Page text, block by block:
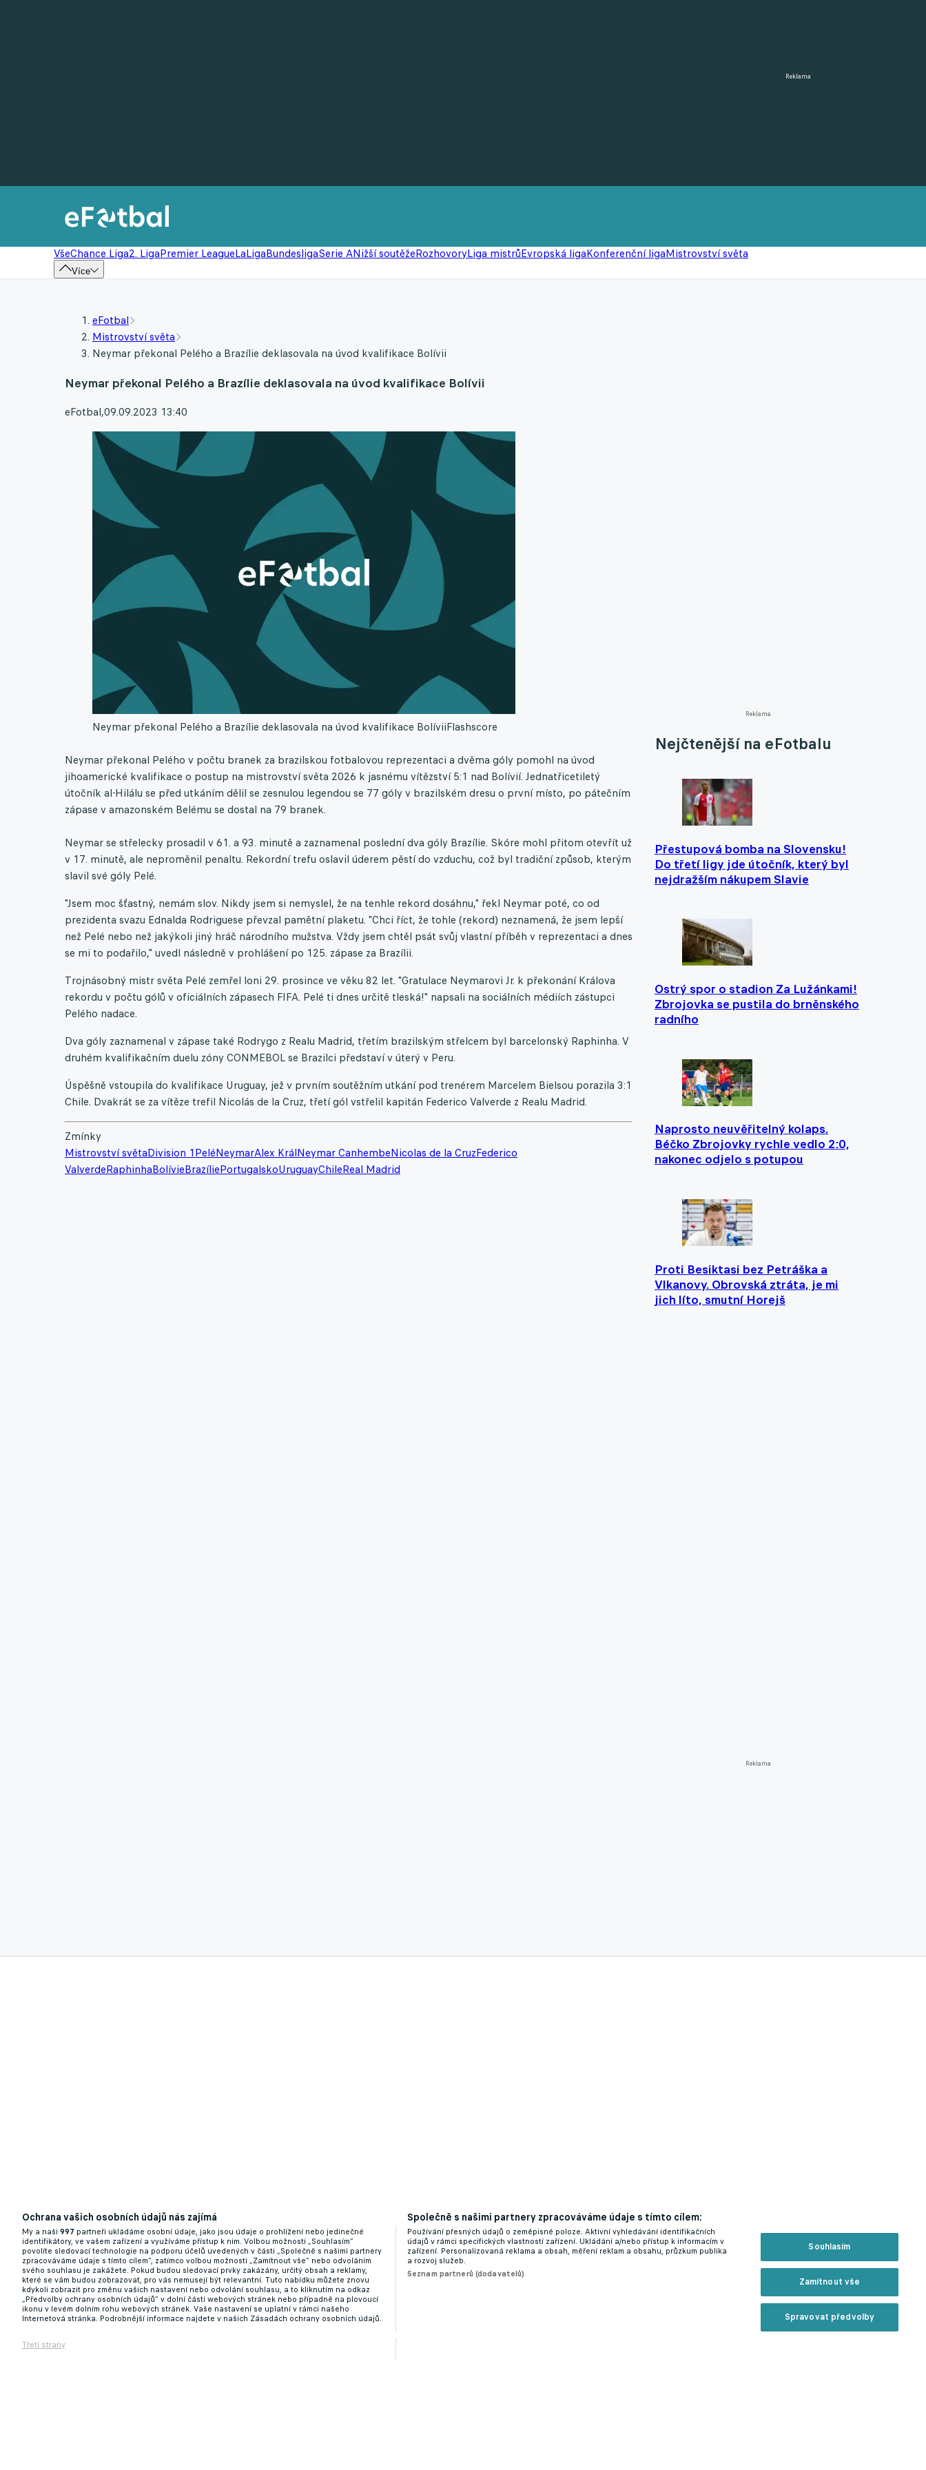
Reklama
VšeChance Liga2. LigaPremier LeagueLaLigaBundesligaSerie ANižší soutěžeRozhovoryLiga mistrůEvropská ligaKonferenční ligaMistrovství světa
Více
Reklama
Nejčtenější na eFotbalu
Přestupová bomba na Slovensku!
Do třetí ligy jde útočník, který byl
nejdražším nákupem Slavie
Ostrý spor o stadion Za Lužánkami!
Zbrojovka se pustila do brněnského
radního
Naprosto neuvěřitelný kolaps.
Béčko Zbrojovky rychle vedlo 2:0,
nakonec odjelo s potupou
Proti Besiktasi bez Petráška a
Vlkanovy. Obrovská ztráta, je mi
jich líto, smutní Horejš
Reklama
eFotbal
Mistrovství světa
Neymar překonal Pelého a Brazílie deklasovala na úvod kvalifikace Bolívii
Neymar překonal Pelého a Brazílie deklasovala na úvod kvalifikace Bolívii
eFotbal,09.09.2023 13:40
Neymar překonal Pelého a Brazílie deklasovala na úvod kvalifikace BolíviiFlashscore
Neymar překonal Pelého v počtu branek za brazilskou fotbalovou reprezentaci a dvěma góly pomohl na úvod
jihoamerické kvalifikace o postup na mistrovství světa 2026 k jasnému vítězství 5:1 nad Bolívií. Jednatřicetiletý
útočník al-Hilálu se před utkáním dělil se zesnulou legendou se 77 góly v brazilském dresu o první místo, po pátečním
zápase v amazonském Belému se dostal na 79 branek.
Neymar se střelecky prosadil v 61. a 93. minutě a zaznamenal poslední dva góly Brazílie. Skóre mohl přitom otevřít už
v 17. minutě, ale neproměnil penaltu. Rekordní trefu oslavil úderem pěstí do vzduchu, což byl tradiční způsob, kterým
slavil své góly Pelé.
"Jsem moc šťastný, nemám slov. Nikdy jsem si nemyslel, že na tenhle rekord dosáhnu," řekl Neymar poté, co od
prezidenta svazu Ednalda Rodriguese převzal pamětní plaketu. "Chci říct, že tohle (rekord) neznamená, že jsem lepší
než Pelé nebo než jakýkoli jiný hráč národního mužstva. Vždy jsem chtěl psát svůj vlastní příběh v reprezentaci a dnes
se mi to podařilo," uvedl následně v prohlášení po 125. zápase za Brazílii.
Trojnásobný mistr světa Pelé zemřel loni 29. prosince ve věku 82 let. "Gratulace Neymarovi Jr. k překonání Králova
rekordu v počtu gólů v oficiálních zápasech FIFA. Pelé ti dnes určitě tleská!" napsali na sociálních médiích zástupci
Pelého nadace.
Dva góly zaznamenal v zápase také Rodrygo z Realu Madrid, třetím brazilským střelcem byl barcelonský Raphinha. V
druhém kvalifikačním duelu zóny CONMEBOL se Brazilci představí v úterý v Peru.
Úspěšně vstoupila do kvalifikace Uruguay, jež v prvním soutěžním utkání pod trenérem Marcelem Bielsou porazila 3:1
Chile. Dvakrát se za vítěze trefil Nicolás de la Cruz, třetí gól vstřelil kapitán Federico Valverde z Realu Madrid.
Zmínky
Mistrovství světaDivision 1 PeléNeymarAlex KrálNeymar CanhembeNicolas de la CruzFederico
ValverdeRaphinhaBolívieBrazíliePortugalskoUruguayChileReal Madrid
Ochrana vašich osobních údajů nás zajímá
My a naši 997 partneři ukládáme osobní údaje, jako jsou údaje o prohlížení nebo jedinečné
identifikátory, ve vašem zařízení a využíváme přístup k nim. Volbou možnosti „Souhlasím“
povolíte sledovací technologie na podporu účelů uvedených v části „Společně s našimi partnery
zpracováváme údaje s tímto cílem“, zatímco volbou možnosti „Zamítnout vše“ nebo odvoláním
svého souhlasu je zakážete. Pokud budou sledovací prvky zakázány, určitý obsah a reklamy,
které se vám budou zobrazovat, pro vás nemusejí být relevantní. Tuto nabídku můžete znovu
kdykoli zobrazit pro změnu vašich nastavení nebo odvolání souhlasu, a to kliknutím na odkaz
„Předvolby ochrany osobních údajů“ v dolní části webových stránek nebo případně na plovoucí
ikonu v levém dolním rohu webových stránek. Vaše nastavení se uplatní v rámci našeho
Internetová stránka. Podrobnější informace najdete v našich Zásadách ochrany osobních údajů.
Třetí strany
Společně s našimi partnery zpracováváme údaje s tímto cílem:
Používání přesných údajů o zeměpisné poloze. Aktivní vyhledávání identifikačních
údajů v rámci specifických vlastností zařízení. Ukládání a/nebo přístup k informacím v
zařízení. Personalizovaná reklama a obsah, měření reklam a obsahu, průzkum publika
a rozvoj služeb.
Seznam partnerů (dodavatelů)
Souhlasím
Zamítnout vše
Spravovat předvolby